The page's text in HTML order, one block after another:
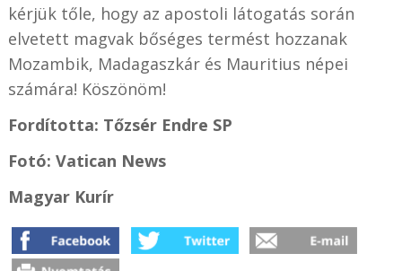
kérjük tőle, hogy az apostoli látogatás során
elvetett magvak bőséges termést hozzanak
Mozambik, Madagaszkár és Mauritius népei
számára! Köszönöm!
Fordította: Tőzsér Endre SP
Fotó: Vatican News
Magyar Kurír